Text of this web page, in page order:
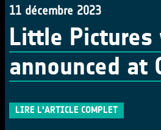
11 décembre 2023
Little Pictures
announced at
LIRE L'ARTICLE COMPLET